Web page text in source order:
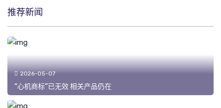
推荐新闻
2026-05-07
“心机商标”已无效 相关产品仍在